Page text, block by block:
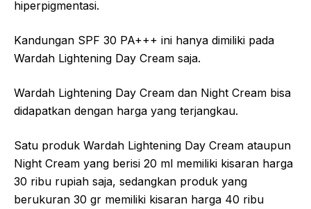
hiperpigmentasi.
Kandungan SPF 30 PA+++ ini hanya dimiliki pada
Wardah Lightening Day Cream saja.
Wardah Lightening Day Cream dan Night Cream bisa
didapatkan dengan harga yang terjangkau.
Satu produk Wardah Lightening Day Cream ataupun
Night Cream yang berisi 20 ml memiliki kisaran harga
30 ribu rupiah saja, sedangkan produk yang
berukuran 30 gr memiliki kisaran harga 40 ribu